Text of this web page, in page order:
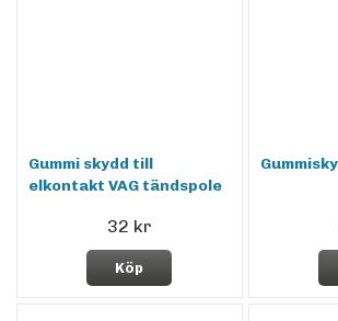
Gummi skydd till
elkontakt VAG tändspole
32 kr
Köp